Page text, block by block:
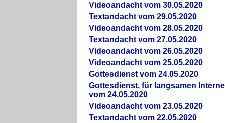
Videoandacht vom 30.05.2020
Textandacht vom 29.05.2020
Videoandacht vom 28.05.2020
Textandacht vom 27.05.2020
Videoandacht vom 26.05.2020
Videoandacht vom 25.05.2020
Gottesdienst vom 24.05.2020
Gottesdienst, für langsamen
vom 24.05.2020
Videoandacht vom 23.05.2020
Textandacht vom 22.05.2020